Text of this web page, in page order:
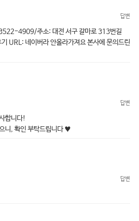
답변
4909/주소: 대전 서구 갈마로 313번길
URL: 네이버라 안올라가져요 본사에 문의드린
답변
합니다!
니, 확인 부탁드립니다 ♥
답변